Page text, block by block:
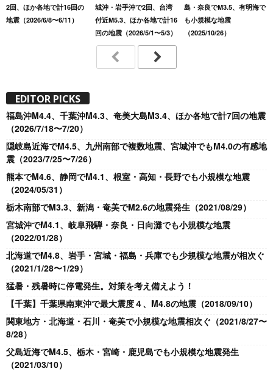
2回、ほか各地で計16回の
地震（2026/6/8〜6/11）
城沖・岩手沖で2回、台湾
付近M5.3、ほか各地で計16
回の地震（2026/5/1〜5/3）
島・奈良でM3.5、有明海で
も小規模な地震
（2025/10/26）
EDITOR PICKS
福島沖M4.4、千葉沖M4.3、奄美大島M3.4、ほか各地で計7回の地震
（2026/7/18〜7/20）
隠岐島近海でM4.5、九州南部で複数地震、宮城沖でもM4.0の有感地
震（2023/7/25〜7/26）
熊本でM4.6、静岡でM4.1、根室・高知・長野でも小規模な地震
（2024/05/31）
栃木南部でM3.3、新潟・奄美でM2.6の地震発生（2021/08/29）
宮城沖でM4.1、岐阜飛騨・奈良・日向灘でも小規模な地震
（2022/01/28）
北海道でM4.8、岩手・宮城・福島・兵庫でも少規模な地震が相次ぐ
（2021/1/28〜1/29）
猛暑・残暑時に停電発生。対策を考え備えよう！
【千葉】千葉県南東沖で最大震度４、M4.8の地震（2018/09/10）
関東地方・北海道・石川・奄美で小規模な地震相次ぐ（2021/8/27〜
8/28）
父島近海でM4.5、栃木・宮崎・鹿児島でも小規模な地震発生
（2021/03/10）